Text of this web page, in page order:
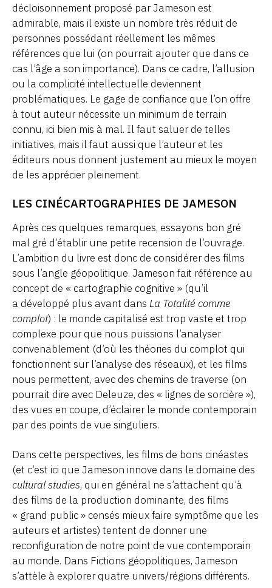
décloisonnement proposé par Jameson est
admirable, mais il existe un nombre très réduit de
personnes possédant réellement les mêmes
références que lui (on pourrait ajouter que dans ce
cas l’âge a son importance). Dans ce cadre, l’allusion
ou la complicité intellectuelle deviennent
problématiques. Le gage de confiance que l’on offre
à tout auteur nécessite un minimum de terrain
connu, ici bien mis à mal. Il faut saluer de telles
initiatives, mais il faut aussi que l’auteur et les
éditeurs nous donnent justement au mieux le moyen
de les apprécier pleinement.
LES CINÉCARTOGRAPHIES DE JAMESON
Après ces quelques remarques, essayons bon gré
mal gré d’établir une petite recension de l’ouvrage.
L’ambition du livre est donc de considérer des films
sous l’angle géopolitique. Jameson fait référence au
concept de « cartographie cognitive » (qu’il
a développé plus avant dans La Totalité comme
complot) : le monde capitalisé est trop vaste et trop
complexe pour que nous puissions l’analyser
convenablement (d’où les théories du complot qui
fonctionnent sur l’analyse des réseaux), et les films
nous permettent, avec des chemins de traverse (on
pourrait dire avec Deleuze, des « lignes de sorcière »),
des vues en coupe, d’éclairer le monde contemporain
par des points de vue singuliers.
Dans cette perspectives, les films de bons cinéastes
(et c’est ici que Jameson innove dans le domaine des
cultural studies, qui en général ne s’attachent qu’à
des films de la production dominante, des films
« grand public » censés mieux faire symptôme que les
auteurs et artistes) tentent de donner une
reconfiguration de notre point de vue contemporain
au monde. Dans Fictions géopolitiques, Jameson
s’attèle à explorer quatre univers/régions différents.